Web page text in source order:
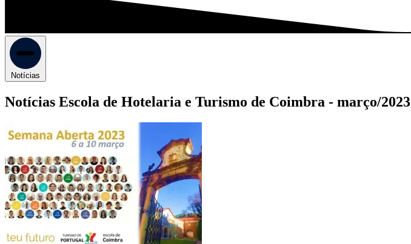
Notícias
Notícias Escola de Hotelaria e Turismo de Coimbra - março/2023